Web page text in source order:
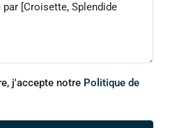
j'accepte notre Politique de